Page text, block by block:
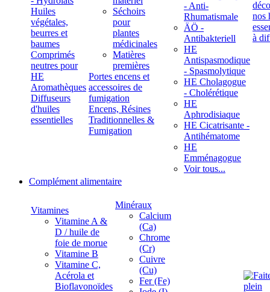
Huiles
végétales,
beurres et
baumes
Comprimés
neutres pour
HE
Aromathèques
Diffuseurs
d'huiles
essentielles
Séchoirs
pour
plantes
médicinales
Matières
premières
Portes encens et
accessoires de
fumigation
Encens, Résines
Traditionnelles &
Fumigation
- Anti-
Rhumatismale
ÄÖ -
Antibakteriell
HE
Antispasmodique
- Spasmolytique
HE Cholagogue
- Cholérétique
HE
Aphrodisiaque
HE Cicatrisante -
Antihématome
HE
Emménagogue
Voir tous...
Complément alimentaire
Vitamines
Vitamine A &
D / huile de
foie de morue
Vitamine B
Vitamine C,
Acérola et
Bioflavonoïdes
Minéraux
Calcium
(Ca)
Chrome
(Cr)
Cuivre
(Cu)
Fer (Fe)